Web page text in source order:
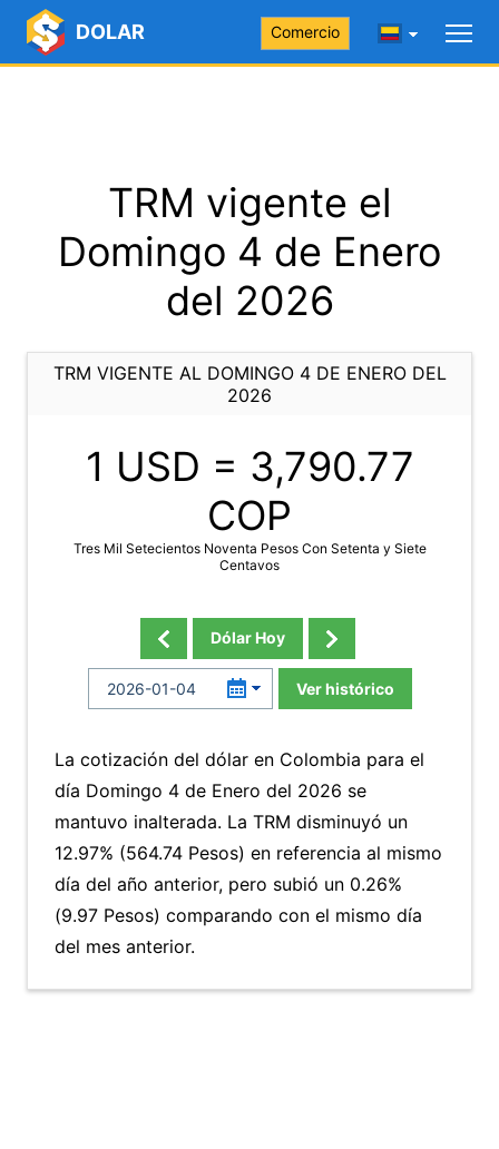
DOLAR Comercio
TRM vigente el
Domingo 4 de Enero
del 2026
TRM VIGENTE AL DOMINGO 4 DE ENERO DEL
2026
1 USD = 3,790.77
COP
Tres Mil Setecientos Noventa Pesos Con Setenta y Siete
Centavos
Dólar Hoy
Ver histórico
La cotización del dólar en Colombia para el
día Domingo 4 de Enero del 2026 se
mantuvo inalterada. La TRM disminuyó un
12.97% (564.74 Pesos) en referencia al mismo
día del año anterior, pero subió un 0.26%
(9.97 Pesos) comparando con el mismo día
del mes anterior.